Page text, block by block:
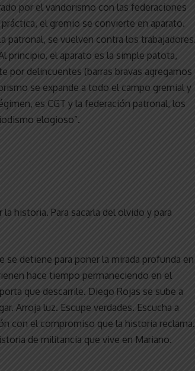
por el vandorismo con las federaciones
el gremio se convierte en aparato.
patronal, se vuelven contra los
principio, el aparato es la simple patota,
por delincuentes (barras bravas agregamos
se expande a todo el campo gremial y
es CGT y la federación patronal, los
elogioso”.
historia. Para sacarla del olvido y para
se detiene para poner la mirada profunda en
hace tiempo permaneciendo en el
que descarrile. Diego Rojas se sube a
Arroja luz. Escupe verdades. Escucha a
con el compromiso que la historia reclama.
de militancia que vive en Mariano.